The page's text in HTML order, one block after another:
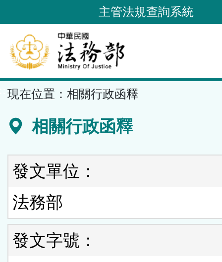
到
要
內
容
區
主管法規查詢系統
現在位置： 相關行政函釋
相關行政函釋
發文單位：
法務部
發文字號：